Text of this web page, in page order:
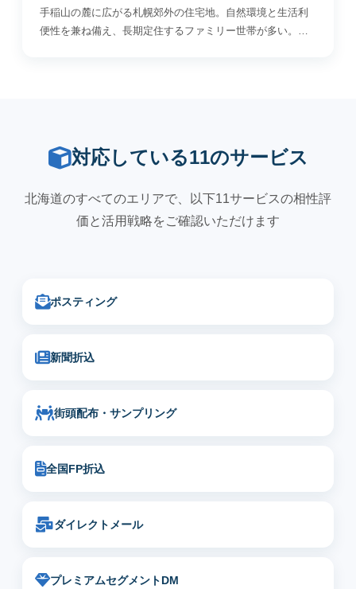
手稲山の麓に広がる札幌郊外の住宅地。自然環境と生活利
便性を兼ね備え、長期定住するファミリー世帯が多い。…
対応している11のサービス
北海道のすべてのエリアで、以下11サービスの相性評
価と活用戦略をご確認いただけます
ポスティング
新聞折込
街頭配布・サンプリング
全国FP折込
ダイレクトメール
プレミアムセグメントDM